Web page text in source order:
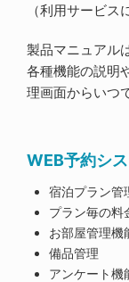
（利用サービス
製品マニュアル
各種機能の説明
理画面からいつ
WEB予約シ
宿泊プラン管
プラン毎の料
お部屋管理機
備品管理
アンケート機